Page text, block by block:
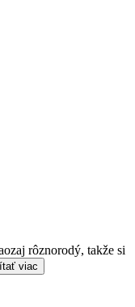
rôznorodý, takže si
viac